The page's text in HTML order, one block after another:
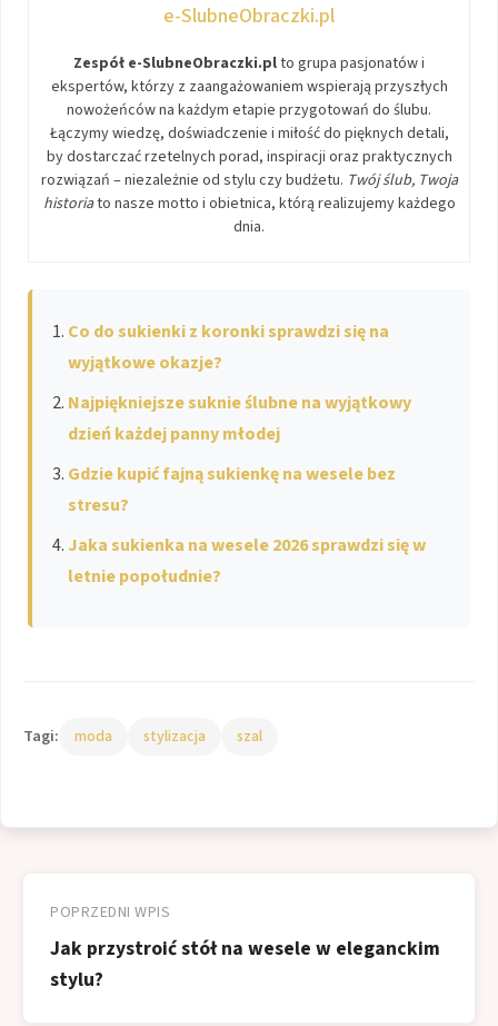
e-SlubneObraczki.pl
Zespół e-SlubneObraczki.plto grupa pasjonatów i
ekspertów, którzy z zaangażowaniem wspierają przyszłych
nowożeńców na każdym etapie przygotowań do ślubu.
Łączymy wiedzę, doświadczenie i miłość do pięknych detali,
by dostarczać rzetelnych porad, inspiracji oraz praktycznych
rozwiązań – niezależnie od stylu czy budżetu. Twój ślub, Twoja
historiato nasze motto i obietnica, którą realizujemy każdego
dnia.
Co do sukienki z koronki sprawdzi się na
wyjątkowe okazje?
Najpiękniejsze suknie ślubne na wyjątkowy
dzień każdej panny młodej
Gdzie kupić fajną sukienkę na wesele bez
stresu?
Jaka sukienka na wesele 2026 sprawdzi się w
letnie popołudnie?
Tagi: moda stylizacja szal
wpisu
POPRZEDNI WPIS
Jak przystroić stół na wesele w eleganckim
stylu?